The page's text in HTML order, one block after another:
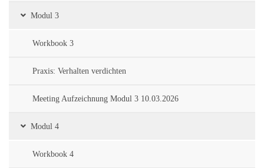
Modul 3
Workbook 3
Praxis: Verhalten verdichten
Meeting Aufzeichnung Modul 3 10.03.2026
Modul 4
Workbook 4